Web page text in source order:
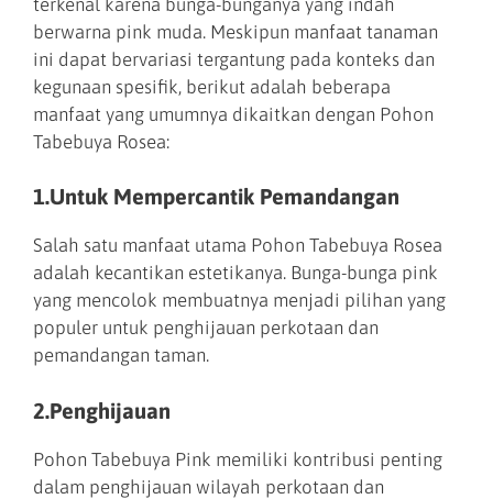
berwarna pink muda. Meskipun manfaat tanaman
ini dapat bervariasi tergantung pada konteks dan
kegunaan spesifik, berikut adalah beberapa
manfaat yang umumnya dikaitkan dengan Pohon
Tabebuya Rosea:
1.Untuk Mempercantik Pemandangan
Salah satu manfaat utama Pohon Tabebuya Rosea
adalah kecantikan estetikanya. Bunga-bunga pink
yang mencolok membuatnya menjadi pilihan yang
populer untuk penghijauan perkotaan dan
pemandangan taman.
2.Penghijauan
Pohon Tabebuya Pink memiliki kontribusi penting
dalam penghijauan wilayah perkotaan dan